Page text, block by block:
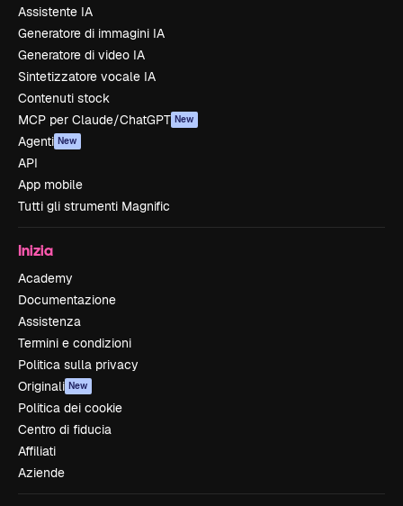
Assistente IA
Generatore di immagini IA
Generatore di video IA
Sintetizzatore vocale IA
Contenuti stock
MCP per Claude/ChatGPT New
Agenti New
API
App mobile
Tutti gli strumenti Magnific
Inizia
Academy
Documentazione
Assistenza
Termini e condizioni
Politica sulla privacy
Originali New
Politica dei cookie
Centro di fiducia
Affiliati
Aziende